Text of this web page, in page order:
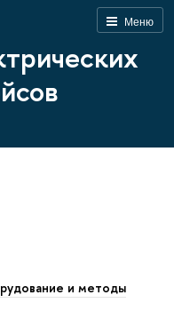
Меню
и методы